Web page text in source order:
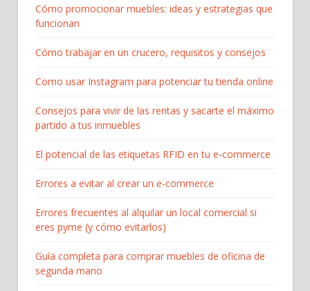
Cómo promocionar muebles: ideas y estrategias que
funcionan
Cómo trabajar en un crucero, requisitos y consejos
Como usar Instagram para potenciar tu tienda online
Consejos para vivir de las rentas y sacarte el máximo
partido a tus inmuebles
El potencial de las etiquetas RFID en tu e-commerce
Errores a evitar al crear un e-commerce
Errores frecuentes al alquilar un local comercial si
eres pyme (y cómo evitarlos)
Guía completa para comprar muebles de oficina de
segunda mano